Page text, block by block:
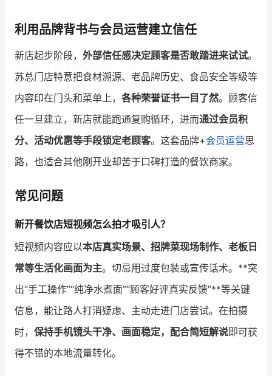
利用品牌背书与会员运营建立信任
新店起步阶段， 外部信任感决定顾客是否敢踏进来试试。
苏总门店特意把食材溯源、老品牌历史、食品安全等级等
内容印在门头和菜单上， 各种荣誉证书一目了然。顾客信
任一旦建立，新店就能跑通复购循环，进而通过会员积
分、活动优惠等手段锁定老顾客。这套品牌+会员运营思
路，也适合其他刚开业却苦于口碑打造的餐饮商家。
常见问题
新开餐饮店短视频怎么拍才吸引人？
短视频内容应以本店真实场景、招牌菜现场制作、老板日
常等生活化画面为主。切忌用过度包装或宣传话术。**突
出“手工操作”“纯净水煮面”“顾客好评真实反馈”**等关键
信息，能让路人打消疑虑、主动走进门店尝试。在拍摄
时， 保持手机镜头干净、画面稳定，配合简短解说即可获
得不错的本地流量转化。